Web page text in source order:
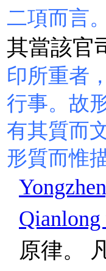
二項而言。
其當該官
印所重者
行事。故
有其質而
形質而惟
原律。